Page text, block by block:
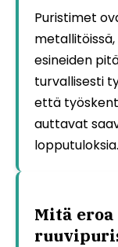
Puristimet
esineiden
turvallisesti
että
auttavat
lopputuloksia.
Mitä